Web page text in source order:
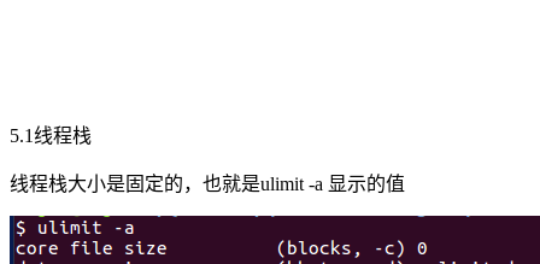
5.1线程栈
线程栈大小是固定的，也就是ulimit -a 显示的值